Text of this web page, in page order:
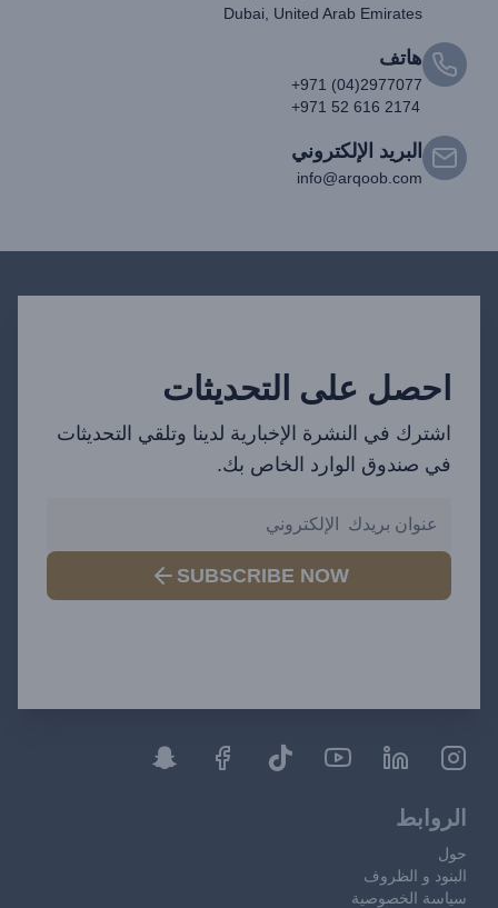
Dubai, United Arab Emirates
هاتف
+971 (04)2977077
+971 52 616 2174
البريد الإلكتروني
info@arqoob.com
احصل على التحديثات
اشترك في النشرة الإخبارية لدينا وتلقي التحديثات
في صندوق الوارد الخاص بك.
SUBSCRIBE NOW
الروابط
حول
البنود و الظروف
سياسة الخصوصية